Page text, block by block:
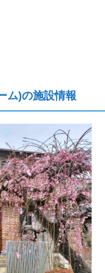
ム)の施設情報